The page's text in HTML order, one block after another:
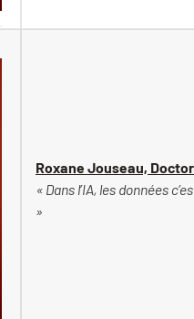
Roxane Jouseau,
« Dans l’IA, les données
»